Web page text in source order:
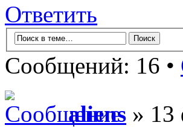
Ответить
Сообщений: 16 •
aliens » 13